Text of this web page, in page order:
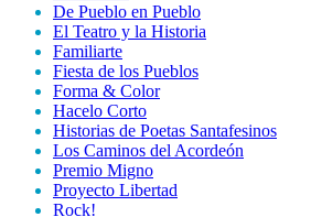
De Pueblo en Pueblo
El Teatro y la Historia
Familiarte
Fiesta de los Pueblos
Forma & Color
Hacelo Corto
Historias de Poetas Santafesinos
Los Caminos del Acordeón
Premio Migno
Proyecto Libertad
Rock!